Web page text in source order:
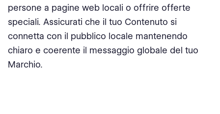
persone a pagine web locali o offrire offerte
speciali. Assicurati che il tuo Contenuto si
connetta con il pubblico locale mantenendo
chiaro e coerente il messaggio globale del tuo
Marchio.